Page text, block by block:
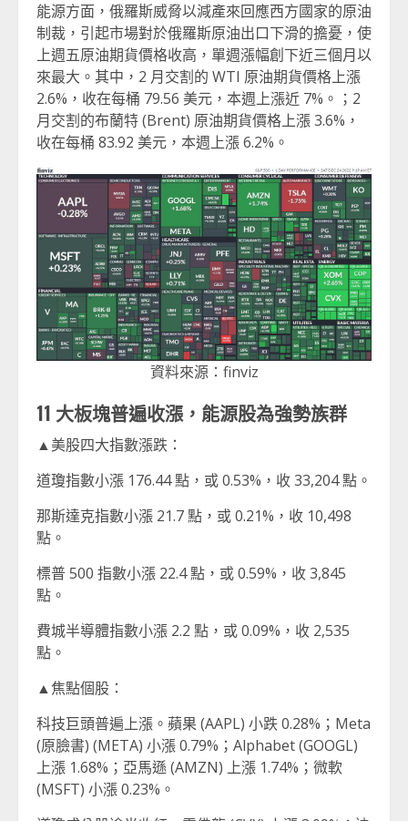
能源方面，俄羅斯威脅以減產來回應西方國家的原油
制裁，引起市場對於俄羅斯原油出口下滑的擔憂，使
上週五原油期貨價格收高，單週漲幅創下近三個月以
來最大。其中，2 月交割的 WTI 原油期貨價格上漲
2.6%，收在每桶 79.56 美元，本週上漲近 7%。；2
月交割的布蘭特 (Brent) 原油期貨價格上漲 3.6%，
收在每桶 83.92 美元，本週上漲 6.2%。
資料來源：finviz
11 大板塊普遍收漲，能源股為強勢族群
▲美股四大指數漲跌：
道瓊指數小漲 176.44 點，或 0.53%，收 33,204 點。
那斯達克指數小漲 21.7 點，或 0.21%，收 10,498
點。
標普 500 指數小漲 22.4 點，或 0.59%，收 3,845
點。
費城半導體指數小漲 2.2 點，或 0.09%，收 2,535
點。
▲焦點個股：
科技巨頭普遍上漲。蘋果 (AAPL) 小跌 0.28%；Meta
(原臉書) (META) 小漲 0.79%；Alphabet (GOOGL)
上漲 1.68%；亞馬遜 (AMZN) 上漲 1.74%；微軟
(MSFT) 小漲 0.23%。